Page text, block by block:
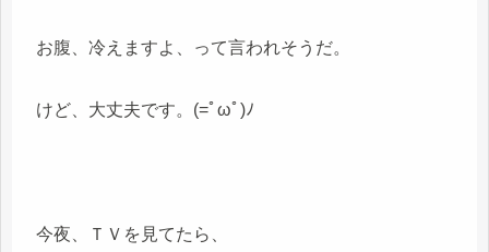
お腹、冷えますよ、って言われそうだ。
けど、大丈夫です。(=ﾟωﾟ)ﾉ
今夜、ＴＶを見てたら、